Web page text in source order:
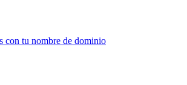
con tu nombre de dominio